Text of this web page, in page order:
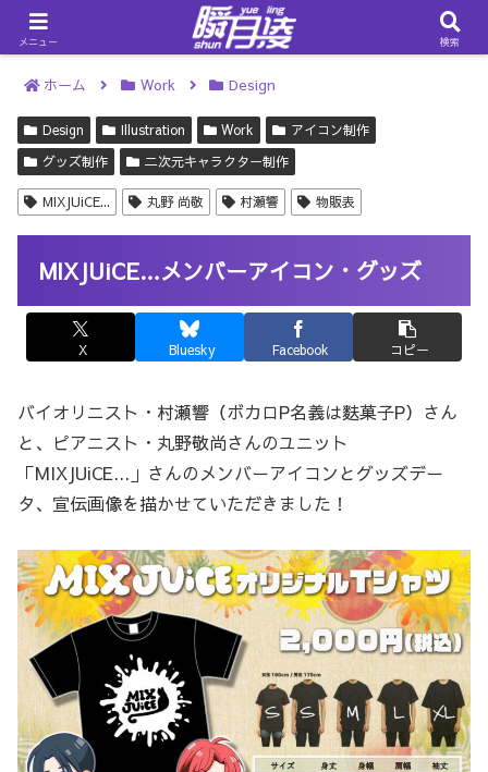
ホーム Work Design
Design Illustration Work
アイコン制作
グッズ制作
二次元キャラクター制作
MIXJUiCE... 丸野 尚敬 村瀬響 物販表
MIXJUiCE…メンバーアイコン・グッズ
X Bluesky Facebook コピー
バイオリニスト・村瀬響（ボカロP名義は麩菓子P）さん
と、ピアニスト・丸野敬尚さんのユニット
「MIXJUiCE...」さんのメンバーアイコンとグッズデー
タ、宣伝画像を描かせていただきました！
メニュー 検索